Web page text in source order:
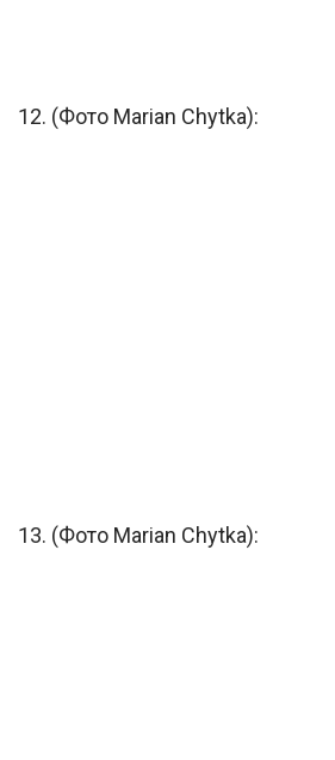
12. (Фото Marian Chytka):
13. (Фото Marian Chytka):